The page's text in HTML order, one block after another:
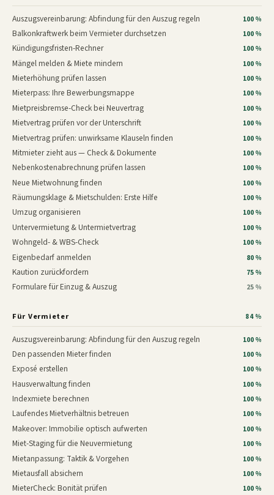
Auszugsvereinbarung: Abfindung für den Auszug regeln 100 %
Balkonkraftwerk beim Vermieter durchsetzen 100 %
Kündigungsfristen-Rechner 100 %
Mängel melden & Miete mindern 100 %
Mieterhöhung prüfen lassen 100 %
Mieterpass: Ihre Bewerbungsmappe 100 %
Mietpreisbremse-Check bei Neuvertrag 100 %
Mietvertrag prüfen vor der Unterschrift 100 %
Mietvertrag prüfen: unwirksame Klauseln finden 100 %
Mitmieter zieht aus — Check & Dokumente 100 %
Nebenkostenabrechnung prüfen lassen 100 %
Neue Mietwohnung finden 100 %
Räumungsklage & Mietschulden: Erste Hilfe 100 %
Umzug organisieren 100 %
Untervermietung & Untermietvertrag 100 %
Wohngeld- & WBS-Check 100 %
Eigenbedarf anmelden 80 %
Kaution zurückfordern 75 %
Formulare für Einzug & Auszug 25 %
Für Vermieter 84 %
Auszugsvereinbarung: Abfindung für den Auszug regeln 100 %
Den passenden Mieter finden 100 %
Exposé erstellen 100 %
Hausverwaltung finden 100 %
Indexmiete berechnen 100 %
Laufendes Mietverhältnis betreuen 100 %
Makeover: Immobilie optisch aufwerten 100 %
Miet-Staging für die Neuvermietung 100 %
Mietanpassung: Taktik & Vorgehen 100 %
Mietausfall absichern 100 %
MieterCheck: Bonität prüfen 100 %